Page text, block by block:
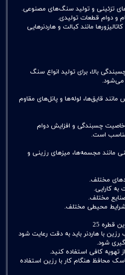
تزئینی و تولید سنگ‌های مصنوعی.
و دوام قطعات تولیدی.
مانند کبالت و هاردنرهایی
و چسبندگی بالا، برای تولید انواع سنگ
می‌شود.
قایق‌ها، لوله‌ها و پانل‌های مقاوم
چسبندگی و افزایش دوام
مانند مجسمه‌ها، میزهای رزینی و
مختلف.
کارایی.
مختلف.
شرایط محیطی مختلف.
قطره 25
با هاردنر باید به دقت رعایت شود
شود.
کافی استفاده کنید.
محافظ هنگام کار با رزین استفاده